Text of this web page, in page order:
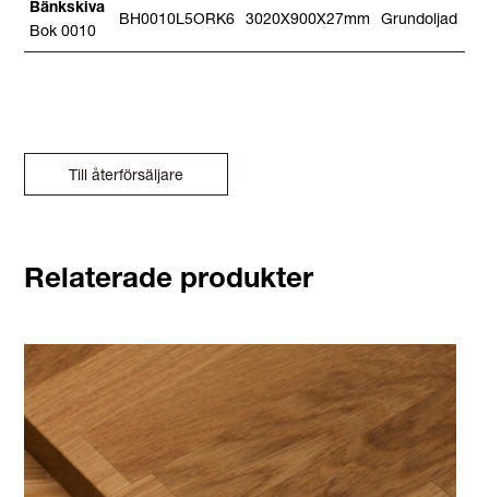
Bänkskiva
Bok 0010
BH0010L5ORK6 3020X900X27mm Grundoljad
Till återförsäljare
Relaterade produkter